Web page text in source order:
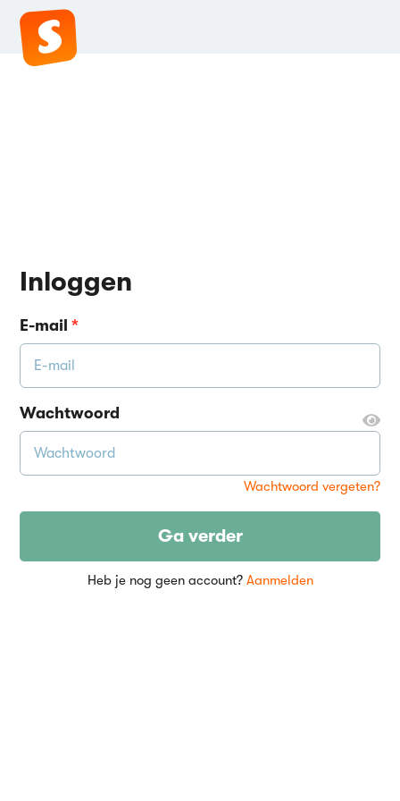
Inloggen
E-mail*
Wachtwoord
Wachtwoord vergeten?
Ga verder
Heb je nog geen account? Aanmelden